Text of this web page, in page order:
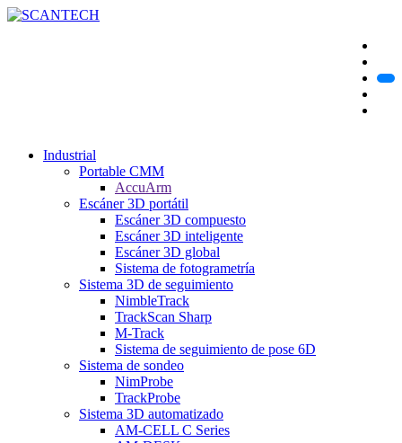
Industrial
Portable CMM
AccuArm
Escáner 3D portátil
Escáner 3D compuesto
Escáner 3D inteligente
Escáner 3D global
Sistema de fotogrametría
Sistema 3D de seguimiento
NimbleTrack
TrackScan Sharp
M-Track
Sistema de seguimiento de pose 6D
Sistema de sondeo
NimProbe
TrackProbe
Sistema 3D automatizado
AM-CELL C Series